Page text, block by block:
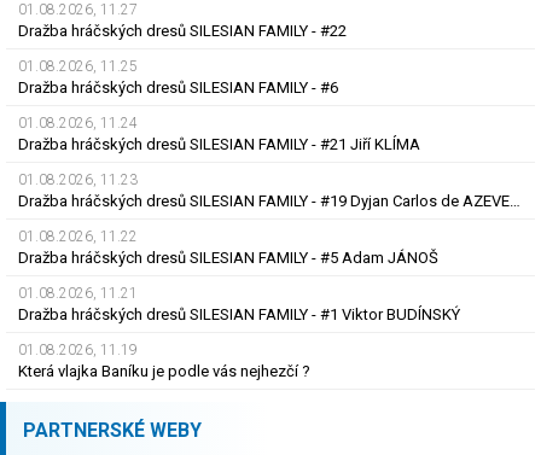
01.08.2026, 11.27
Dražba hráčských dresů SILESIAN FAMILY - #22
01.08.2026, 11.25
Dražba hráčských dresů SILESIAN FAMILY - #6
01.08.2026, 11.24
Dražba hráčských dresů SILESIAN FAMILY - #21 Jiří KLÍMA
01.08.2026, 11.23
Dražba hráčských dresů SILESIAN FAMILY - #19 Dyjan Carlos de AZEVEDO
01.08.2026, 11.22
Dražba hráčských dresů SILESIAN FAMILY - #5 Adam JÁNOŠ
01.08.2026, 11.21
Dražba hráčských dresů SILESIAN FAMILY - #1 Viktor BUDÍNSKÝ
01.08.2026, 11.19
Která vlajka Baníku je podle vás nejhezčí ?
PARTNERSKÉ WEBY